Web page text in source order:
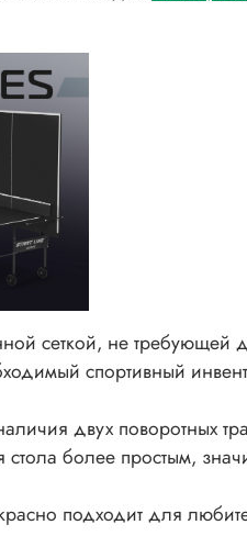
сеткой, не требующей
спортивный
двух поворотных
более простым,
подходит для